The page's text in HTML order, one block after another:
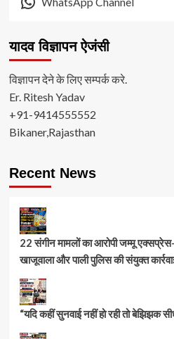
यादव विज्ञापन ऐजंसी
विज्ञापन देने के लिए सम्पर्क करे.
Er. Ritesh Yadav
+91-9414555552
Bikaner,Rajasthan
Recent News
22 संगीन मामलों का आरोपी जम्मू एक्सप्रेस-
खाजूवाला और पाली पुलिस की संयुक्त
“यदि कहीं सुनवाई नहीं हो रही तो बेझिझक